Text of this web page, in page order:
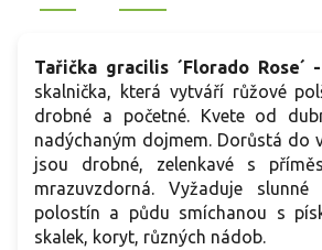
Tařička gracilis ´Florado Rose´ -
skalnička, která vytváří růžové
drobné a početné. Kvete od
nadýchaným dojmem. Dorůstá do
jsou drobné, zelenkavé s
mrazuvzdorná. Vyžaduje slunné
polostín a půdu smíchanou s
skalek, koryt, různých nádob.